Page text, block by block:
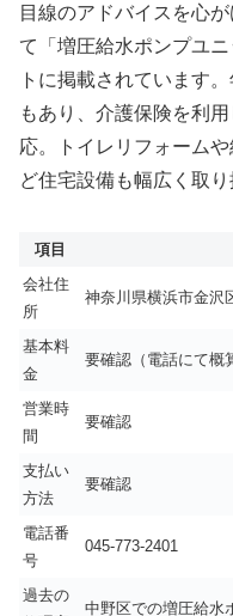
目線のアドバイスを心
て「増圧給水ポンプユ
トに掲載されています
もあり、介護保険を利
応。トイレリフォーム
ど住宅設備も幅広く取り
項目
会社住
所
神奈川県横浜市金沢
基本料
金
要確認（電話にて概
営業時
間
要確認
支払い
方法
要確認
電話番
号
045-773-2401
過去の
中野区での増圧給水